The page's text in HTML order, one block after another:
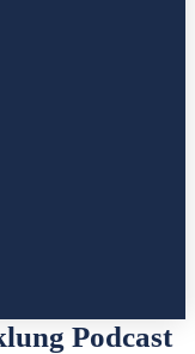
Podcast